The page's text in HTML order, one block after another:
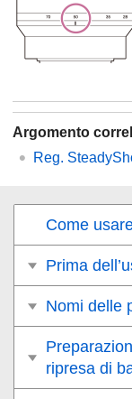
Argomento
Reg.
Come
Prima
Nomi delle
ripresa di